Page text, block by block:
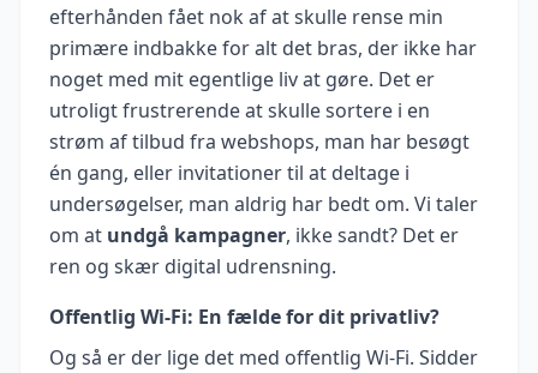
efterhånden fået nok af at skulle rense min
primære indbakke for alt det bras, der ikke har
noget med mit egentlige liv at gøre. Det er
utroligt frustrerende at skulle sortere i en
strøm af tilbud fra webshops, man har besøgt
én gang, eller invitationer til at deltage i
undersøgelser, man aldrig har bedt om. Vi taler
om at undgå kampagner, ikke sandt? Det er
ren og skær digital udrensning.
Offentlig Wi-Fi: En fælde for dit privatliv?
Og så er der lige det med offentlig Wi-Fi. Sidder